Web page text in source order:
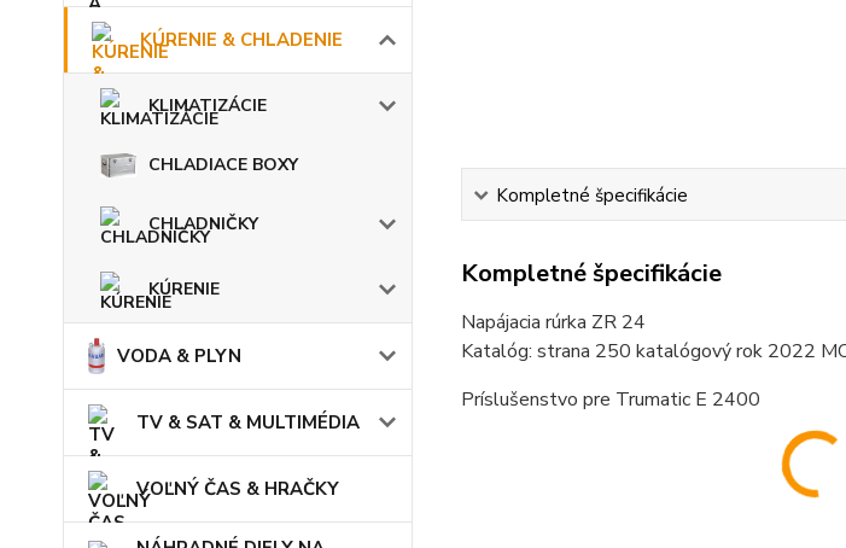
KÚRENIE & CHLADENIE
KLIMATIZÁCIE
CHLADIACE BOXY
CHLADNIČKY
KÚRENIE
VODA & PLYN
TV & SAT & MULTIMÉDIA
VOĽNÝ ČAS & HRAČKY
Kompletné špecifikácie
Kompletné špecifikácie
Napájacia rúrka ZR 24
Katalóg: strana 250 katalógový rok 2022
Príslušenstvo pre Trumatic E 2400